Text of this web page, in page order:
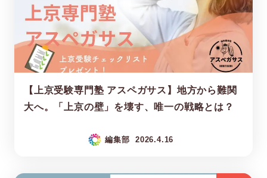
【上京受験専門塾 アスペガサス】地方から難関
大へ。「上京の壁」を壊す、唯一の戦略とは？
編集部 2026.4.16